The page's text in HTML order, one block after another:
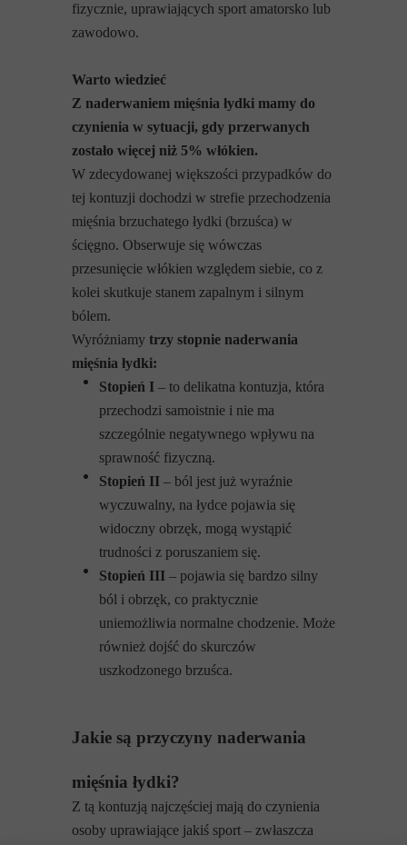
fizycznie, uprawiających sport amatorsko lub
zawodowo.
Warto wiedzieć
Z naderwaniem mięśnia łydki mamy do
czynienia w sytuacji, gdy przerwanych
zostało więcej niż 5% włókien.
W zdecydowanej większości przypadków do
tej kontuzji dochodzi w strefie przechodzenia
mięśnia brzuchatego łydki (brzuśca) w
ścięgno. Obserwuje się wówczas
przesunięcie włókien względem siebie, co z
kolei skutkuje stanem zapalnym i silnym
bólem.
Wyróżniamy trzy stopnie naderwania
mięśnia łydki:
Stopień I – to delikatna kontuzja, która
przechodzi samoistnie i nie ma
szczególnie negatywnego wpływu na
sprawność fizyczną.
Stopień II – ból jest już wyraźnie
wyczuwalny, na łydce pojawia się
widoczny obrzęk, mogą wystąpić
trudności z poruszaniem się.
Stopień III – pojawia się bardzo silny
ból i obrzęk, co praktycznie
uniemożliwia normalne chodzenie. Może
również dojść do skurczów
uszkodzonego brzuśca.
Jakie są przyczyny naderwania
mięśnia łydki?
Z tą kontuzją najczęściej mają do czynienia
osoby uprawiające jakiś sport – zwłaszcza